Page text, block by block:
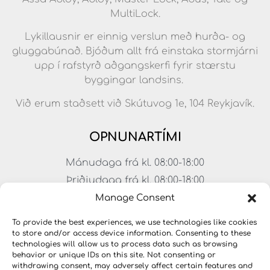
Manage Consent
To provide the best experiences, we use technologies like cookies
to store and/or access device information. Consenting to these
technologies will allow us to process data such as browsing
behavior or unique IDs on this site. Not consenting or
withdrawing consent, may adversely affect certain features and
MultiLock.
Lykillausnir er einnig verslun með hurða- og
gluggabúnað. Bjóðum allt frá einstaka stormjárni
upp í rafstyrð aðgangskerfi fyrir stærstu
byggingar landsins.
Við erum staðsett við Skútuvog 1e, 104 Reykjavík.
OPNUNARTÍMI
Mánudaga frá kl. 08:00-18:00
Þriðjudaga frá kl. 08:00-18:00
Miðvikudaga frá kl. 08:00-18:00
Föstudaga frá kl. 08:00-17:00
Laugardagar frá kl. 11:00-15:00